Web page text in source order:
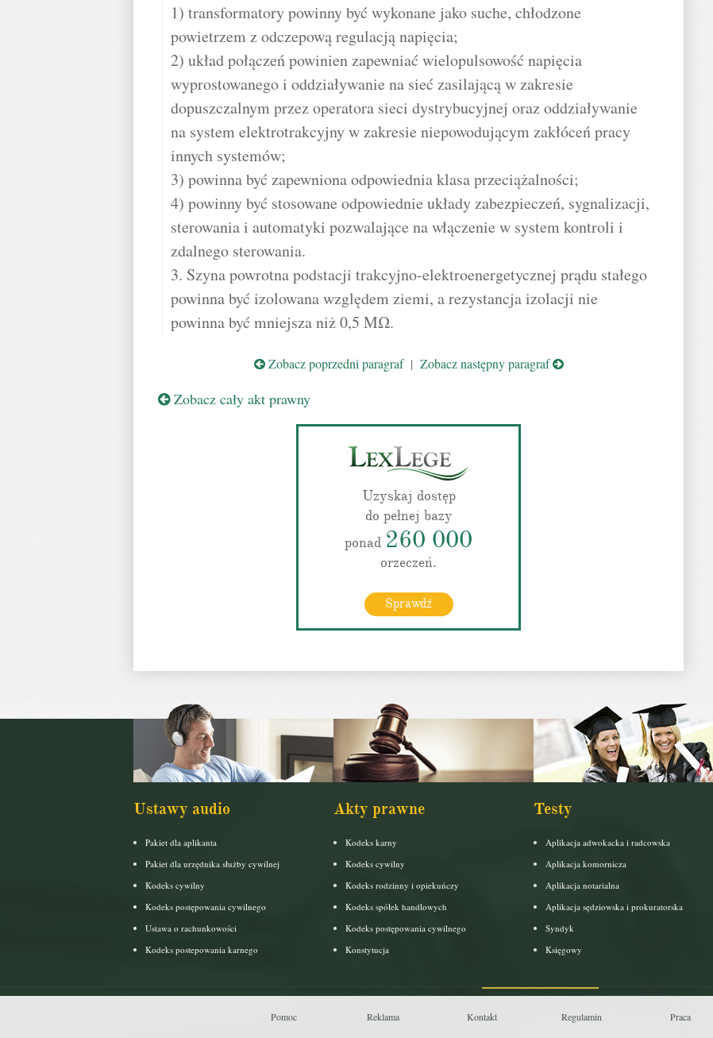
1) transformatory powinny być wykonane jako suche, chłodzone
powietrzem z odczepową regulacją napięcia;
2) układ połączeń powinien zapewniać wielopulsowość napięcia
wyprostowanego i oddziaływanie na sieć zasilającą w zakresie
dopuszczalnym przez operatora sieci dystrybucyjnej oraz oddziaływanie
na system elektrotrakcyjny w zakresie niepowodującym zakłóceń pracy
innych systemów;
3) powinna być zapewniona odpowiednia klasa przeciążalności;
4) powinny być stosowane odpowiednie układy zabezpieczeń, sygnalizacji,
sterowania i automatyki pozwalające na włączenie w system kontroli i
zdalnego sterowania.
3. Szyna powrotna podstacji trakcyjno-elektroenergetycznej prądu stałego
powinna być izolowana względem ziemi, a rezystancja izolacji nie
powinna być mniejsza niż 0,5 MΩ.
Zobacz poprzedni paragraf| Zobacz następny paragraf
Zobacz cały akt prawny
Uzyskaj dostęp
do pełnej bazy
ponad 260 000
orzeczeń.
Sprawdź
Ustawy audio
Pakiet dla aplikanta
Pakiet dla urzędnika służby cywilnej
Kodeks cywilny
Kodeks postępowania cywilnego
Ustawa o rachunkowości
Kodeks postepowania karnego
Akty prawne
Kodeks karny
Kodeks cywilny
Kodeks rodzinny i opiekuńczy
Kodeks spółek handlowych
Kodeks postępowania cywilnego
Konstytucja
Testy
Aplikacja adwokacka i radcowska
Aplikacja komornicza
Aplikacja notarialna
Aplikacja sędziowska i prokuratorska
Syndyk
Księgowy
Pomoc Reklama Kontakt Regulamin Praca